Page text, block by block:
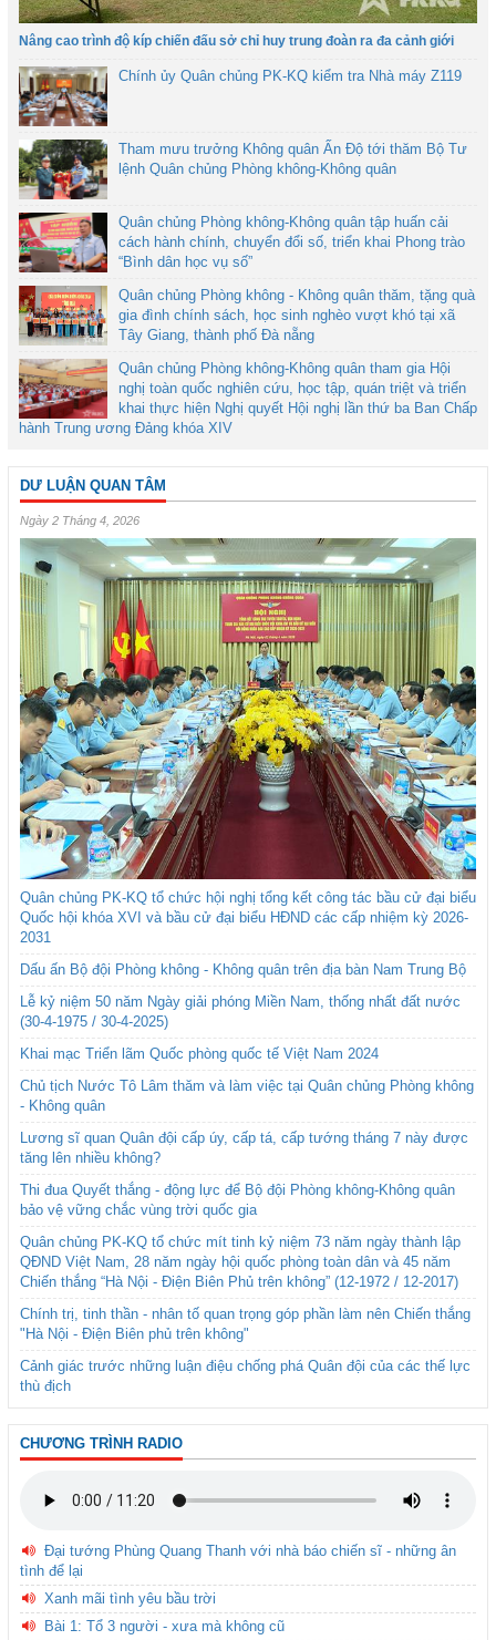
Nâng cao trình độ kíp chiến đấu sở chỉ huy trung đoàn ra đa cảnh giới
Chính ủy Quân chủng PK-KQ kiểm tra Nhà máy Z119
Tham mưu trưởng Không quân Ấn Độ tới thăm Bộ Tư
lệnh Quân chủng Phòng không-Không quân
Quân chủng Phòng không-Không quân tập huấn cải
cách hành chính, chuyển đổi số, triển khai Phong trào
“Bình dân học vụ số”
Quân chủng Phòng không - Không quân thăm, tặng quà
gia đình chính sách, học sinh nghèo vượt khó tại xã
Tây Giang, thành phố Đà nẵng
Quân chủng Phòng không-Không quân tham gia Hội
nghị toàn quốc nghiên cứu, học tập, quán triệt và triển
khai thực hiện Nghị quyết Hội nghị lần thứ ba Ban Chấp
hành Trung ương Đảng khóa XIV
DƯ LUẬN QUAN TÂM
Ngày 2 Tháng 4, 2026
Quân chủng PK-KQ tổ chức hội nghị tổng kết công tác bầu cử đại biểu
Quốc hội khóa XVI và bầu cử đại biểu HĐND các cấp nhiệm kỳ 2026-
2031
Dấu ấn Bộ đội Phòng không - Không quân trên địa bàn Nam Trung Bộ
Lễ kỷ niệm 50 năm Ngày giải phóng Miền Nam, thống nhất đất nước
(30-4-1975 / 30-4-2025)
Khai mạc Triển lãm Quốc phòng quốc tế Việt Nam 2024
Chủ tịch Nước Tô Lâm thăm và làm việc tại Quân chủng Phòng không
- Không quân
Lương sĩ quan Quân đội cấp úy, cấp tá, cấp tướng tháng 7 này được
tăng lên nhiều không?
Thi đua Quyết thắng - động lực để Bộ đội Phòng không-Không quân
bảo vệ vững chắc vùng trời quốc gia
Quân chủng PK-KQ tổ chức mít tinh kỷ niệm 73 năm ngày thành lập
QĐND Việt Nam, 28 năm ngày hội quốc phòng toàn dân và 45 năm
Chiến thắng “Hà Nội - Điện Biên Phủ trên không” (12-1972 / 12-2017)
Chính trị, tinh thần - nhân tố quan trọng góp phần làm nên Chiến thắng
"Hà Nội - Điện Biên phủ trên không"
Cảnh giác trước những luận điệu chống phá Quân đội của các thế lực
thù địch
CHƯƠNG TRÌNH RADIO
Đại tướng Phùng Quang Thanh với nhà báo chiến sĩ - những ân
tình để lại
Xanh mãi tình yêu bầu trời
Bài 1: Tổ 3 người - xưa mà không cũ